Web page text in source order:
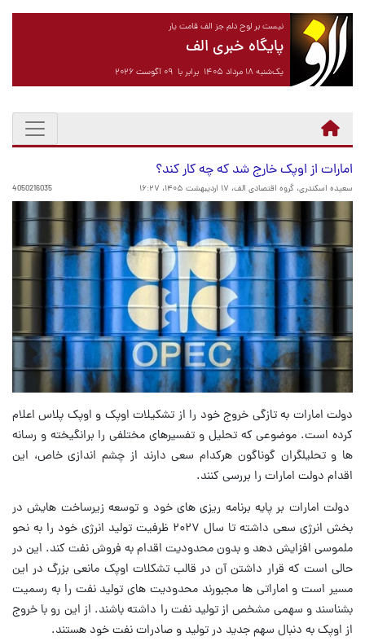
نیست بر لوح دلم جز الف قامت یار
پایگاه خبری الف
یک‌شنبه ۱۸ مرداد ۱۴۰۵ برابر با ۰۹ آگوست ۲۰۲۶
امارات از اوپک خارج شد که چه کار کند؟
سعیده اسکندری، گروه اقتصادی الف، ۱۷ اردیبهشت ۱۴۰۵، ۱۶:۲۷ 4050216035
دولت امارات به تازگی خروج خود را از تشکیلات اوپک و اوپک پلاس اعلام
کرده است. موضوعی که تحلیل و تفسیرهای مختلفی را برانگیخته و رسانه
ها و تحلیلگران گوناگون هرکدام سعی دارند از چشم اندازی خاص، این
اقدام دولت امارات را بررسی کنند.
دولت امارات بر پایه برنامه ریزی های خود و توسعه زیرساخت هایش در
بخش انرژی سعی داشته تا سال ۲۰۲۷ ظرفیت تولید انرژی خود را به نحو
ملموسی افزایش دهد و بدون محدودیت اقدام به فروش نفت کند. این در
حالی است که قرار داشتن آن در قالب تشکلات اوپک مانعی بزرگ در این
مسیر است و اماراتی ها مجبورند محدودیت های تولید نفت را به رسمیت
بشناسند و سهمی مشخص از تولید نفت را داشته باشند. از این رو با خروج
از اوپک به دنبال سهم جدید در تولید و صادرات نفت خود هستند.